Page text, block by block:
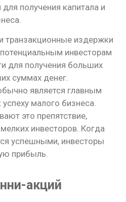
получения капитала и
транзакционные издержки
инвесторам
для получения больших
суммах денег.
является главным
успеху малого бизнеса.
это препятствие,
инвесторов. Когда
успешными, инвесторы
прибыль.
акций